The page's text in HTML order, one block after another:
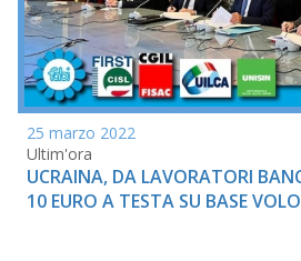
25 marzo 2022
Ultim'ora
UCRAINA, DA LAVORATORI
10 EURO A TESTA SU BASE